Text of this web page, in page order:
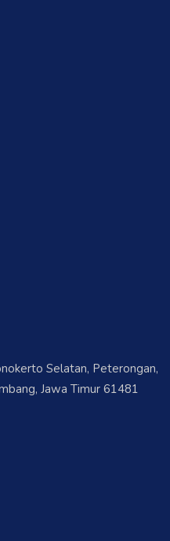
Selatan, Peterongan,
Jawa Timur 61481